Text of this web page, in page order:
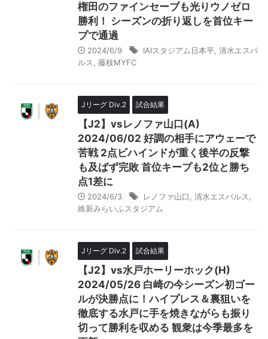
権田のファインセーブも光りウノゼロ
勝利！ シーズンの折り返しを首位キー
プで通過
2024/6/9 IAIスタジアム日本平 清水エスパ
ルス
藤枝MYFC
Jリーグ Div.2 試合結果
【J2】vsレノファ山口(A)
2024/06/02 好調の相手にアウェーで
苦戦 2点ビハインドが重く後半の反撃
も及ばず完敗 首位キープも2位と勝ち
点1差に
2024/6/3 レノファ山口 清水エスパルス
維新みらいふスタジアム
Jリーグ Div.2 試合結果
【J2】vs水戸ホーリーホック(H)
2024/05/26 白崎の今シーズン初ゴー
ルが決勝点に！ハイプレス＆裏狙いを
徹底する水戸に手を焼きながらも振り
切って勝利を収める 観衆は今季最多を